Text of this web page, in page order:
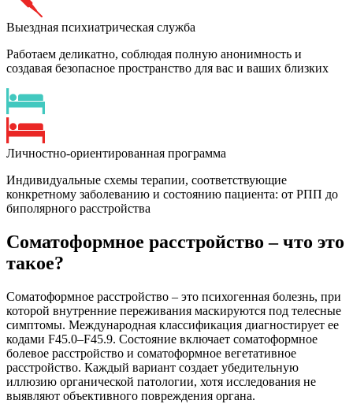
Выездная психиатрическая служба
Работаем деликатно, соблюдая полную анонимность и
создавая безопасное пространство для вас и ваших близких
Личностно-ориентированная программа
Индивидуальные схемы терапии, соответствующие
конкретному заболеванию и состоянию пациента: от РПП до
биполярного расстройства
Соматоформное расстройство – что это
такое?
Соматоформное расстройство – это психогенная болезнь, при
которой внутренние переживания маскируются под телесные
симптомы. Международная классификация диагностирует ее
кодами F45.0–F45.9. Состояние включает соматоформное
болевое расстройство и соматоформное вегетативное
расстройство. Каждый вариант создает убедительную
иллюзию органической патологии, хотя исследования не
выявляют объективного повреждения органа.